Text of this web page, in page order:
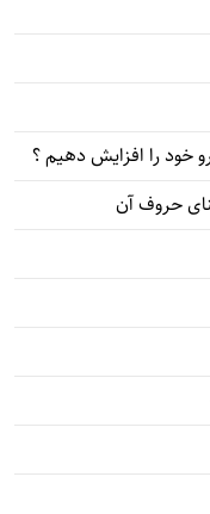
خود را افزایش دهیم ؟
حروف آن